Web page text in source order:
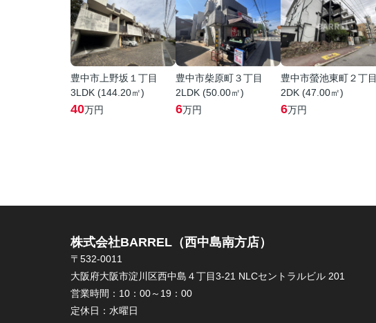
豊中市上野坂１丁目
3LDK (144.20㎡)
40万円
豊中市柴原町３丁目
2LDK (50.00㎡)
6万円
豊中市螢池東町２丁目
2DK (47.00㎡)
6万円
株式会社BARREL（西中島南方店）
〒532-0011
大阪府大阪市淀川区西中島４丁目3-21 NLCセントラルビル 201
営業時間： 10：00～19：00
定休日： 水曜日